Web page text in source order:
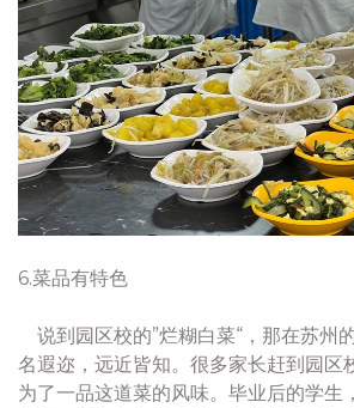
6.菜品有特色
说到园区校的”烂糊白菜“，那在苏州
名遐迩，远近皆知。很多家长赶到园区
为了一品这道菜的风味。毕业后的学生